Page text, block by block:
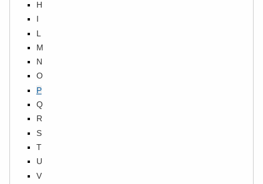
H
I
L
M
N
O
P
Q
R
S
T
U
V